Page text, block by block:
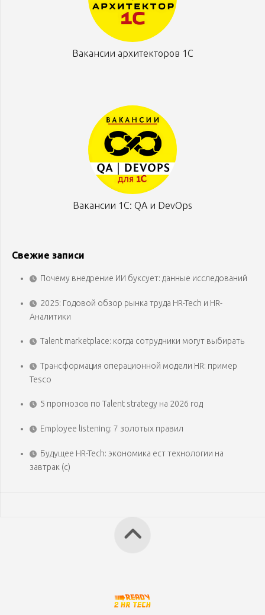
Вакансии архитекторов 1С
Вакансии 1С: QA и DevOps
Свежие записи
Почему внедрение ИИ буксует: данные исследований
2025: Годовой обзор рынка труда HR-Tech и HR-
Аналитики
Talent marketplace: когда сотрудники могут выбирать
Трансформация операционной модели HR: пример
Tesco
5 прогнозов по Talent strategy на 2026 год
Employee listening: 7 золотых правил
Будущее HR-Tech: экономика ест технологии на
завтрак (с)